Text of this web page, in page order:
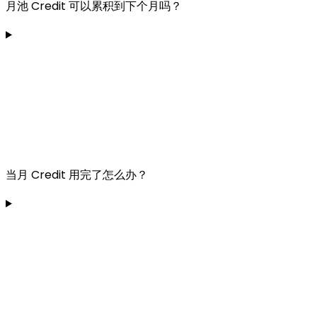
月池 Credit 可以累积到下个月吗？
当月 Credit 用完了怎么办？